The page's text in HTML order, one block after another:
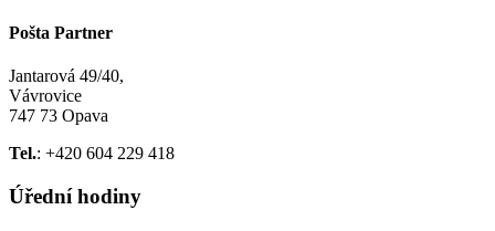
Pošta Partner
Jantarová 49/40,
Vávrovice
747 73 Opava
Tel.: +420 604 229 418
Úřední hodiny